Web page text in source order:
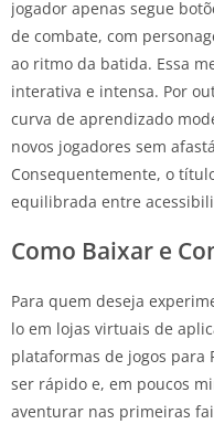
jogador apenas segue
de combate, com
ao ritmo da batida. Essa
interativa e intensa. Por
curva de aprendizado
novos jogadores sem
Consequentemente, o
equilibrada entre
Como Baixar e
Para quem deseja
lo em lojas virtuais de
plataformas de jogos para
ser rápido e, em poucos
aventurar nas primeiras